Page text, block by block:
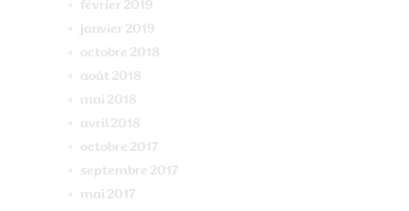
février 2019
janvier 2019
octobre 2018
août 2018
mai 2018
avril 2018
octobre 2017
septembre 2017
mai 2017